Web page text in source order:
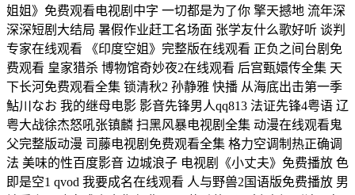
姐姐》免费观看电视剧中字 一切都是为了你 擎天撼地 流年深
深深短剧大结局 暑假作业赶工名场面 张学友什么歌好听 谈判
专家在线观看 《印度空姐》完整版在线观看 正负之间台剧免
费观看 皇家猎杀 博物馆奇妙夜2在线观看 后宫甄嬛传全集 天
下长河免费观看全集 锁清秋2 孙静雅 快播 从海底出击第一季
鮎川なお 我的继母电影 影音先锋男人qq813 法证先锋4粤语 辽
粤大战徐杰怒吼张镇麟 扫黑风暴电视剧全集 动漫在线观看鬼
父完整版动漫 司藤电视剧免费观看全集 格力空调制热正确调
法 美味的性百度影音 边城浪子 电视剧《小丈夫》免费播放 色
即是空1 qvod 我要成名在线观看 人与野兽2国语版免费播放 男